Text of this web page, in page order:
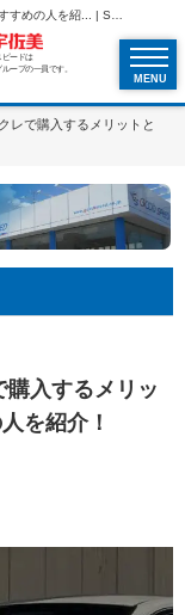
ピードは
ープの一員です。
MENU
レで購入するメリットと
購入するメリッ
を紹介！